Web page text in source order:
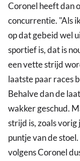
Coronel heeft dan
concurrentie. "Als
op dat gebeid wel
sportief is, dat is
een vette strijd
laatste paar races
Behalve dan de
wakker geschud.
strijd is, zoals vorig
puntje van de
volgens Coronel